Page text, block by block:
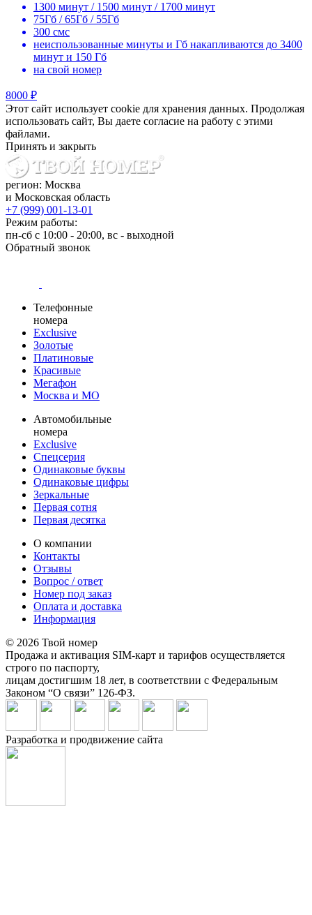
1300 минут / 1500 минут / 1700 минут
75Гб / 65Гб / 55Гб
300 смс
неиспользованные минуты и Гб накапливаются до 3400
минут и 150 Гб
на свой номер
8000 ₽
Этот сайт использует cookie для хранения данных. Продолжая
использовать сайт, Вы даете согласие на работу с этими
файлами.
Принять и закрыть
регион: Москва
и Московская область
+7 (999) 001-13-01
Режим работы:
пн-сб с 10:00 - 20:00, вс - выходной
Обратный звонок
Телефонные
номера
Exclusive
Золотые
Платиновые
Красивые
Мегафон
Москва и МО
Автомобильные
номера
Exclusive
Спецсерия
Одинаковые буквы
Одинаковые цифры
Зеркальные
Первая сотня
Первая десятка
О компании
Контакты
Отзывы
Вопрос / ответ
Номер под заказ
Оплата и доставка
Информация
© 2026 Твой номер
Продажа и активация SIM-карт и тарифов осуществляется
строго по паспорту,
лицам достигшим 18 лет, в соответствии с Федеральным
Законом “О связи” 126-ФЗ.
Разработка и продвижение сайта